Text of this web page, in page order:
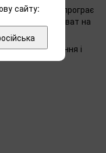
— конвектор програє
кіловат на
що за приміщення і
сайту: